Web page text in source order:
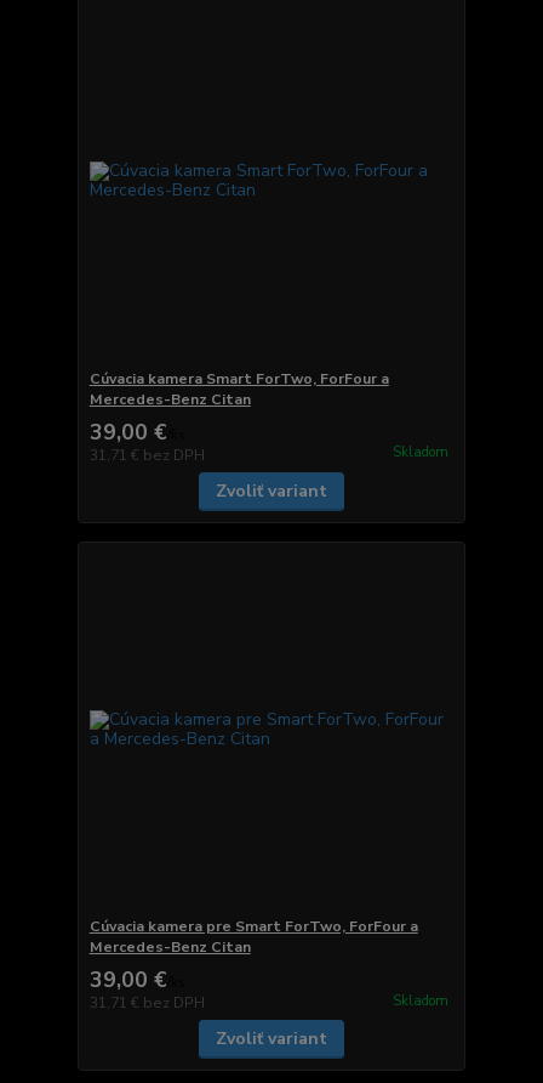
Cúvacia kamera Smart ForTwo, ForFour a
Mercedes-Benz Citan
39,00 €
31,71 € bez DPH Skladom
Zvoliť variant
Cúvacia kamera pre Smart ForTwo, ForFour a
Mercedes-Benz Citan
39,00 €
31,71 € bez DPH Skladom
Zvoliť variant